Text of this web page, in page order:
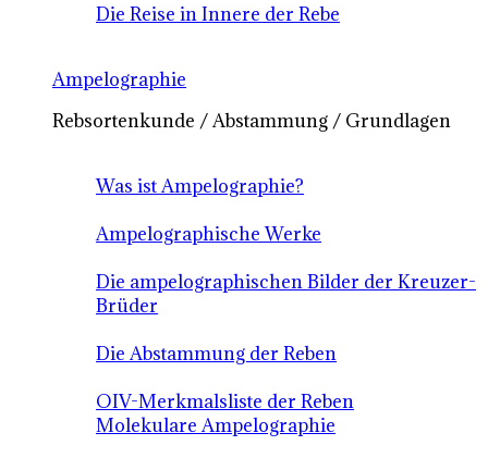
Die Reise in Innere der Rebe
Ampelographie
Rebsortenkunde / Abstammung / Grundlagen
Was ist Ampelographie?
Ampelographische Werke
Die ampelographischen Bilder der Kreuzer-
Brüder
Die Abstammung der Reben
OIV-Merkmalsliste der Reben
Molekulare Ampelographie